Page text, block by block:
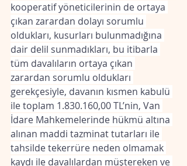
kooperatif yöneticilerinin de ortaya
çıkan zarardan dolayı sorumlu
oldukları, kusurları bulunmadığına
dair delil sunmadıkları, bu itibarla
tüm davalıların ortaya çıkan
zarardan sorumlu oldukları
gerekçesiyle, davanın kısmen kabulü
ile toplam 1.830.160,00 TL’nin, Van
İdare Mahkemelerinde hükmü altına
alınan maddi tazminat tutarları ile
tahsilde tekerrüre neden olmamak
kaydı ile davalılardan müştereken ve